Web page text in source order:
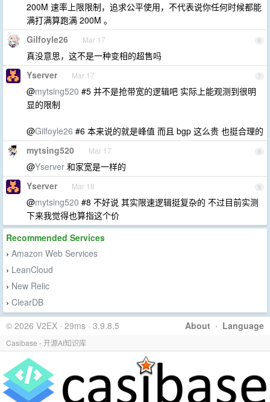
200M 速率上限限制，追求公平使用，不代表说你任何时候都能
满打满算跑满 200M 。
6
Gilfoyle26 Mar 17
真没意思，这不是一种变相的超售吗
7
Yserver Mar 17
@mytsing520 #5 并不是抢带宽的逻辑吧 实际上能观测到很明
显的限制
@Gilfoyle26 #6 本来说的就是峰值 而且 bgp 这么贵 也挺合理的
8
mytsing520 Mar 17
@Yserver 和家宽是一样的
9
Yserver Mar 18
@mytsing520 #8 不好说 其实限速逻辑挺复杂的 不过目前实测
下来我觉得也算指这个价
Recommended Services
› Amazon Web Services
› LeanCloud
› New Relic
› ClearDB
About · Language
© 2026 V2EX · 29ms · 3.9.8.5
Casibase - 开源AI知识库